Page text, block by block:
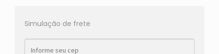
Simulação de frete